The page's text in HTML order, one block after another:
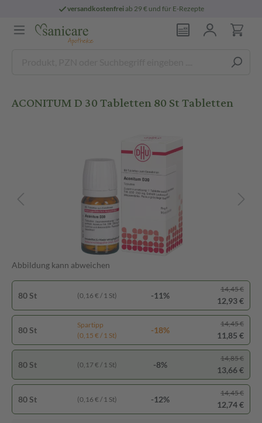
versandkostenfreiab 29 € und für E-Rezepte
ACONITUM D 30 Tabletten 80 St Tabletten
Abbildung kann abweichen
80 St (0,16 € / 1 St) -11%
14,45 €
12,93 €
80 St
Spartipp
(0,15 € / 1 St)
-18%
14,45 €
11,85 €
80 St (0,17 € / 1 St) -8%
14,85 €
13,66 €
80 St (0,16 € / 1 St) -12%
14,45 €
12,74 €